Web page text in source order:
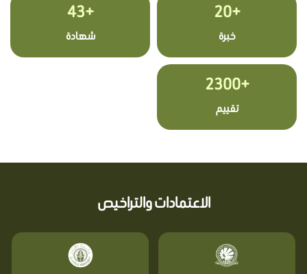
+20
خبرة
+43
شهادة
+2300
تقييم
الاعتمادات والتراخيص